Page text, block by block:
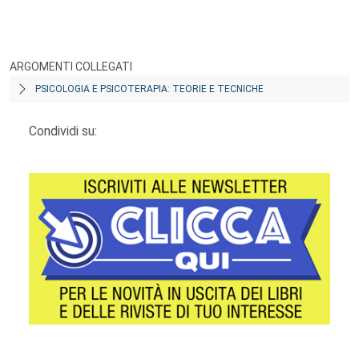
ARGOMENTI COLLEGATI
PSICOLOGIA E PSICOTERAPIA: TEORIE E TECNICHE
Condividi su: